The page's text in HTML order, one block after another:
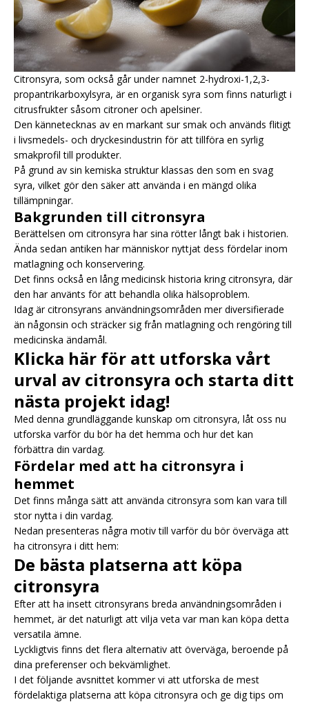
Citronsyra, som också går under namnet 2-hydroxi-1,2,3-
propantrikarboxylsyra, är en organisk syra som finns naturligt i
citrusfrukter såsom citroner och apelsiner.
Den kännetecknas av en markant sur smak och används flitigt
i livsmedels- och dryckesindustrin för att tillföra en syrlig
smakprofil till produkter.
På grund av sin kemiska struktur klassas den som en svag
syra, vilket gör den säker att använda i en mängd olika
tillämpningar.
Bakgrunden till citronsyra
Berättelsen om citronsyra har sina rötter långt bak i historien.
Ända sedan antiken har människor nyttjat dess fördelar inom
matlagning och konservering.
Det finns också en lång medicinsk historia kring citronsyra, där
den har använts för att behandla olika hälsoproblem.
Idag är citronsyrans användningsområden mer diversifierade
än någonsin och sträcker sig från matlagning och rengöring till
medicinska ändamål.
Klicka här för att utforska vårt
urval av citronsyra och starta ditt
nästa projekt idag!
Med denna grundläggande kunskap om citronsyra, låt oss nu
utforska varför du bör ha det hemma och hur det kan
förbättra din vardag.
Fördelar med att ha citronsyra i
hemmet
Det finns många sätt att använda citronsyra som kan vara till
stor nytta i din vardag.
Nedan presenteras några motiv till varför du bör överväga att
ha citronsyra i ditt hem:
De bästa platserna att köpa
citronsyra
Efter att ha insett citronsyrans breda användningsområden i
hemmet, är det naturligt att vilja veta var man kan köpa detta
versatila ämne.
Lyckligtvis finns det flera alternativ att överväga, beroende på
dina preferenser och bekvämlighet.
I det följande avsnittet kommer vi att utforska de mest
fördelaktiga platserna att köpa citronsyra och ge dig tips om